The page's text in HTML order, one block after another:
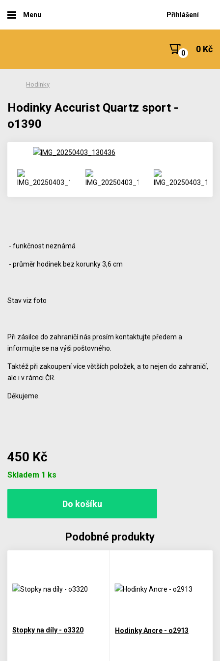
Menu Přihlášení
0 Kč
Hodinky
Hodinky Accurist Quartz sport -
o1390
- funkčnost neznámá
- průměr hodinek bez korunky 3,6 cm
Stav viz foto
Při zásilce do zahraničí nás prosím kontaktujte předem a
informujte se na výši poštovného.
Taktéž při zakoupení více větších položek, a to nejen do zahraničí,
ale i v rámci ČR.
Děkujeme.
450 Kč
Skladem 1 ks
Podobné produkty
Stopky na díly - o3320 Hodinky Ancre - o2913